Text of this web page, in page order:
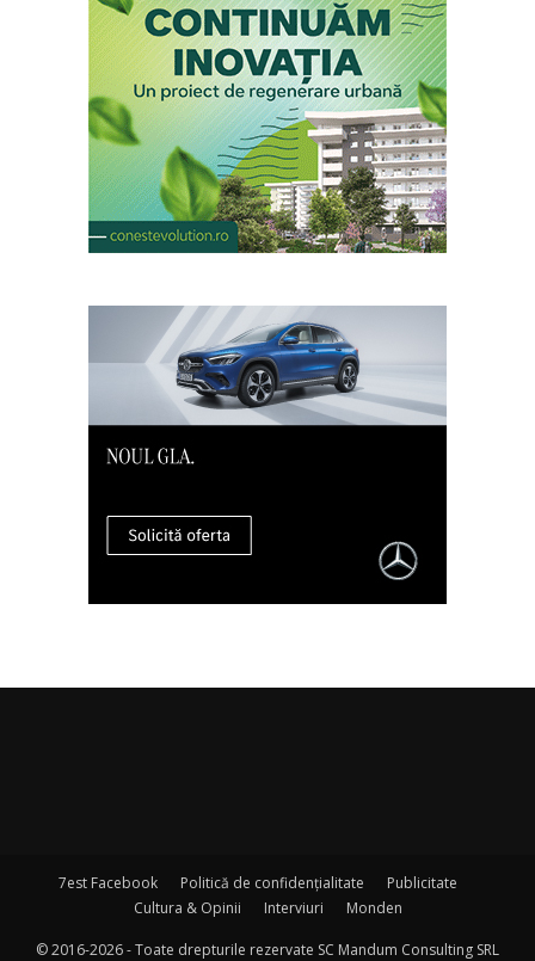
7est Facebook Politică de confidențialitate
Publicitate
Cultura & Opinii
Interviuri Monden
© 2016-2026 - Toate drepturile rezervate SC Mandum Consulting SRL